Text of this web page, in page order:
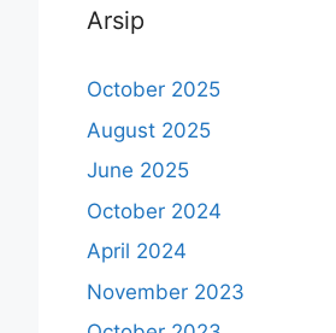
Arsip
October 2025
August 2025
June 2025
October 2024
April 2024
November 2023